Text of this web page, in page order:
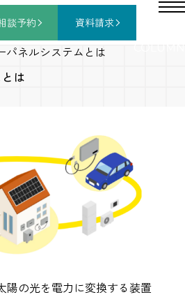
談予約 資料請求
パネルシステムとは
は
陽の光を電力に変換する装置